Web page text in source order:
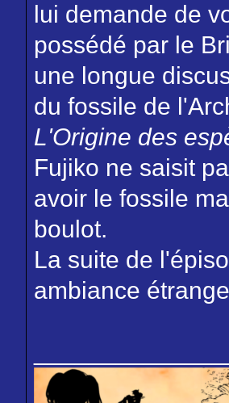
lui demande de
possédé par le
une longue
du fossile de
L'Origine des
Fujiko ne saisit
avoir le fossile
boulot.
La suite de
ambiance